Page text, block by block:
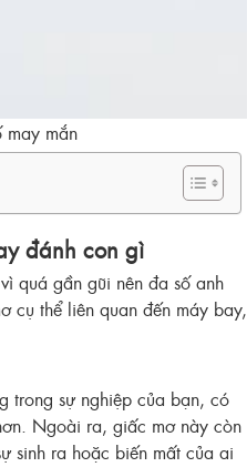
mắn
đánh con gì
quá gần gũi nên đa số anh
cụ thể liên quan đến máy bay,
trong sự nghiệp của bạn, có
Ngoài ra, giấc mơ này còn
sinh ra hoặc biến mất của ai